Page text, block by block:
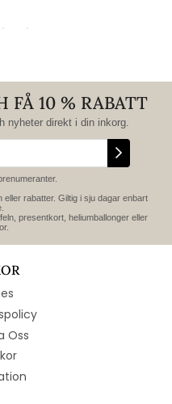
FÅ 10 % RABATT
nyheter direkt i din inkorg.
eller rabatter. Giltig i sju dagar enbart
presentkort, heliumballonger eller
Oss